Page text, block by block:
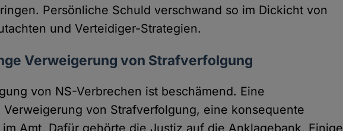
Persönliche Schuld verschwand so im Dickicht von
und Verteidiger-Strategien.
Verweigerung von Strafverfolgung
von NS-Verbrechen ist beschämend. Eine
Verweigerung von Strafverfolgung, eine konsequente